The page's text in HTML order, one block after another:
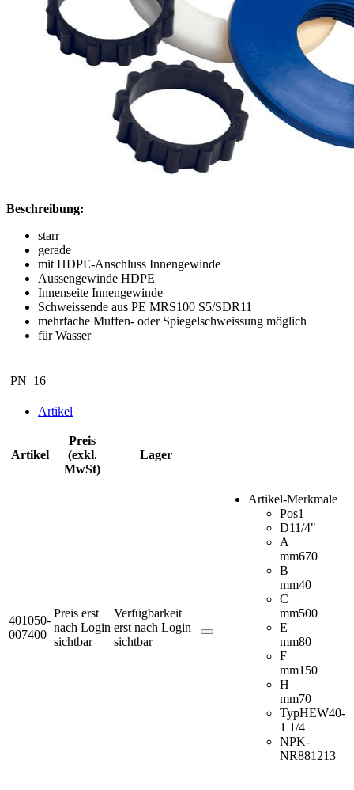
Beschreibung:
starr
gerade
mit HDPE-Anschluss Innengewinde
Aussengewinde HDPE
Innenseite Innengewinde
Schweissende aus PE MRS100 S5/SDR11
mehrfache Muffen- oder Spiegelschweissung möglich
für Wasser
PN 16
Artikel
Artikel
Preis
(exkl.
MwSt)
Lager
401050-
007400
Preis erst
nach Login
sichtbar
Verfügbarkeit
erst nach Login
sichtbar
Artikel-Merkmale
Pos1
D11/4"
A
mm670
B
mm40
C
mm500
E
mm80
F
mm150
H
mm70
TypHEW40-
1 1/4
NPK-
NR881213